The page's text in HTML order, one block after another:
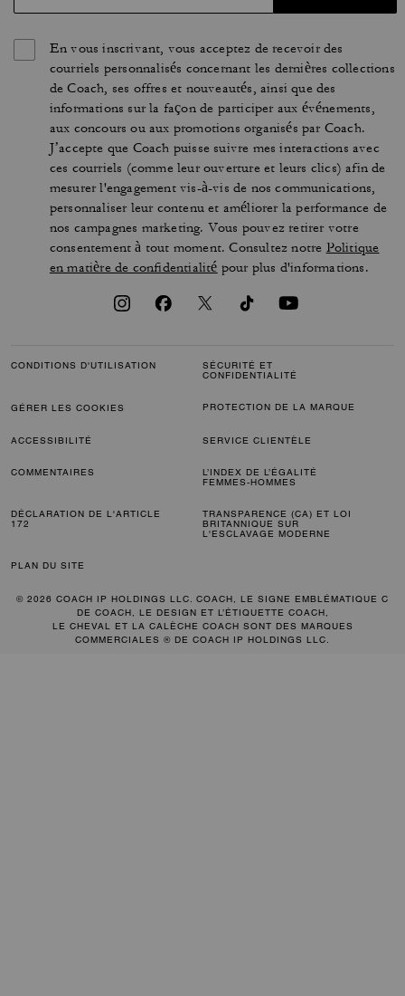
En vous inscrivant, vous acceptez de recevoir des
courriels personnalisés concernant les dernières collections
de Coach, ses offres et nouveautés, ainsi que des
informations sur la façon de participer aux événements,
aux concours ou aux promotions organisés par Coach.
J’accepte que Coach puisse suivre mes interactions avec
ces courriels (comme leur ouverture et leurs clics) afin de
mesurer l'engagement vis-à-vis de nos communications,
personnaliser leur contenu et améliorer la performance de
nos campagnes marketing. Vous pouvez retirer votre
consentement à tout moment. Consultez notre Politique
en matière de confidentialité pour plus d'informations.
CONDITIONS D'UTILISATION
SÉCURITÉ ET
CONFIDENTIALITÉ
GÉRER LES COOKIES PROTECTION DE LA MARQUE
ACCESSIBILITÉ SERVICE CLIENTÈLE
COMMENTAIRES
L’INDEX DE L’ÉGALITÉ
FEMMES-HOMMES
DÉCLARATION DE L'ARTICLE
172
TRANSPARENCE (CA) ET LOI
BRITANNIQUE SUR
L'ESCLAVAGE MODERNE
PLAN DU SITE
© 2026 COACH IP HOLDINGS LLC. COACH, LE SIGNE EMBLÉMATIQUE C
DE COACH, LE DESIGN ET L’ÉTIQUETTE COACH,
LE CHEVAL ET LA CALÈCHE COACH SONT DES MARQUES
COMMERCIALES ® DE COACH IP HOLDINGS LLC.